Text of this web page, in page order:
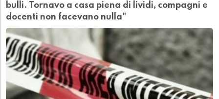
bulli. Tornavo a casa piena di lividi, compagni e
docenti non facevano nulla"